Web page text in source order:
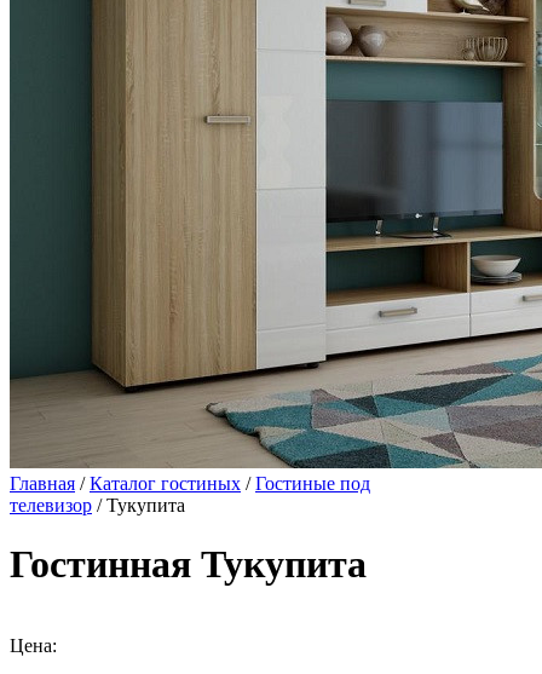
Главная /Каталог гостиных /Гостиные под
телевизор / Тукупита
Гостинная Тукупита
Цена: